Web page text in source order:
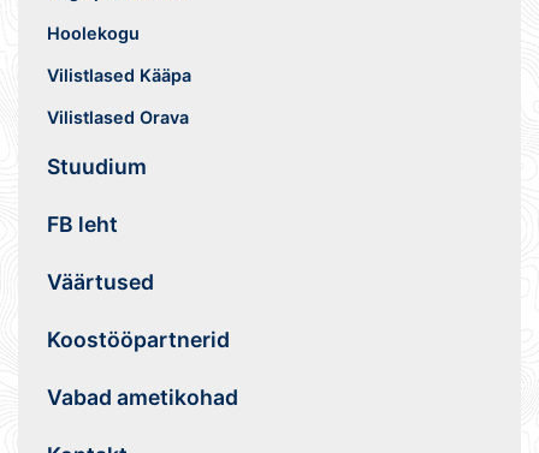
Hoolekogu
Vilistlased Kääpa
Vilistlased Orava
Stuudium
FB leht
Väärtused
Koostööpartnerid
Vabad ametikohad